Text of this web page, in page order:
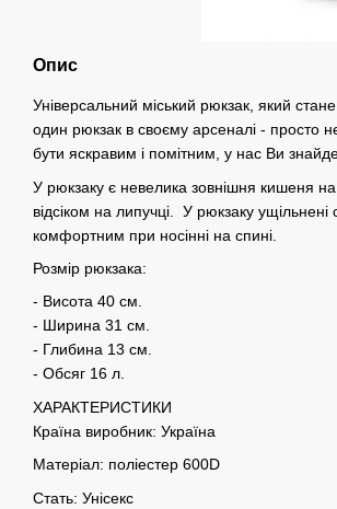
Опис
Універсальний міський рюкзак, який
один рюкзак в своєму арсеналі - просто
бути яскравим і помітним, у нас Ви
У рюкзаку є невелика зовнішня кишеня на
відсіком на липучці. У рюкзаку
комфортним при носінні на спині.
Розмір рюкзака:
- Висота 40 см.
- Ширина 31 см.
- Глибина 13 см.
- Обсяг 16 л.
ХАРАКТЕРИСТИКИ
Країна виробник: Україна
Матеріал: поліестер 600D
Стать: Унісекс